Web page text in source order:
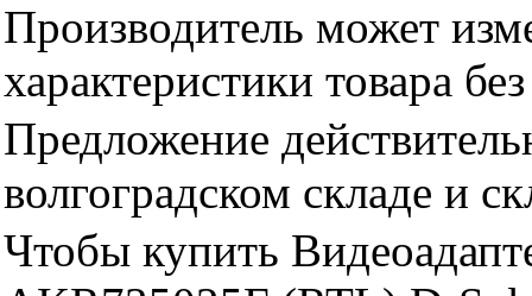
Производитель может
характеристики товара
Предложение
волгоградском складе и
Чтобы купить